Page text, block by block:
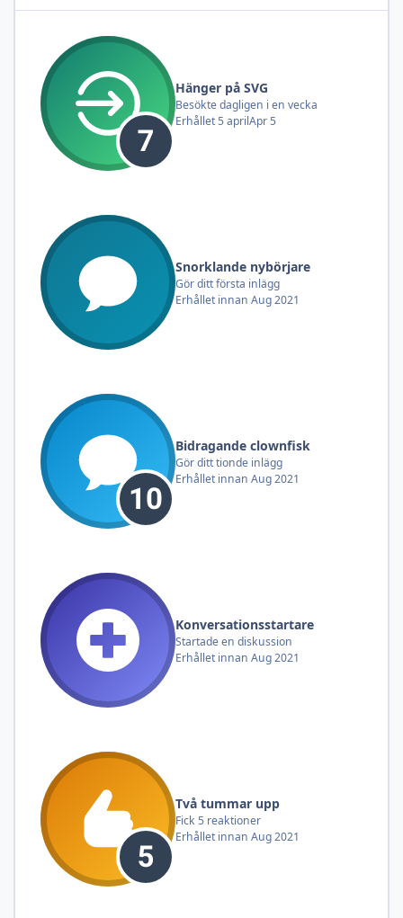
Hänger på SVG
Besökte dagligen i en vecka
Erhållet 5 aprilApr 5
Snorklande nybörjare
Gör ditt första inlägg
Erhållet innan Aug 2021
Bidragande clownfisk
Gör ditt tionde inlägg
Erhållet innan Aug 2021
Konversationsstartare
Startade en diskussion
Erhållet innan Aug 2021
Två tummar upp
Fick 5 reaktioner
Erhållet innan Aug 2021